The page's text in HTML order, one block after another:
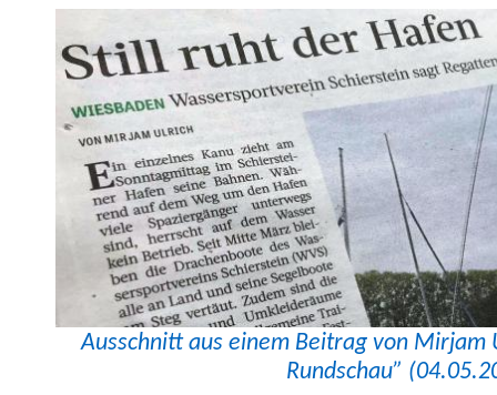
Auss­chnitt aus einem Beitrag von Mir­jam
Rund­schau”